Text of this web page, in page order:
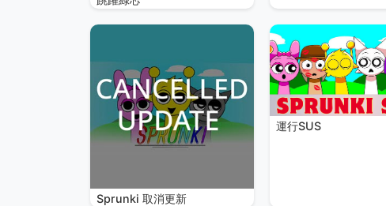
Sprunki 取消更新
運行SUS